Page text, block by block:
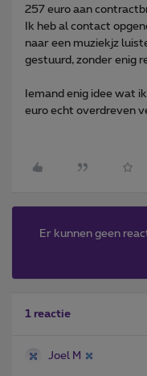
257 euro aan
Ik heb al contact
naar een muziekjz
gestuurd, zonder enig
Iemand enig idee wat
euro echt overdreven
Er kunnen geen
1 reactie
Joel M